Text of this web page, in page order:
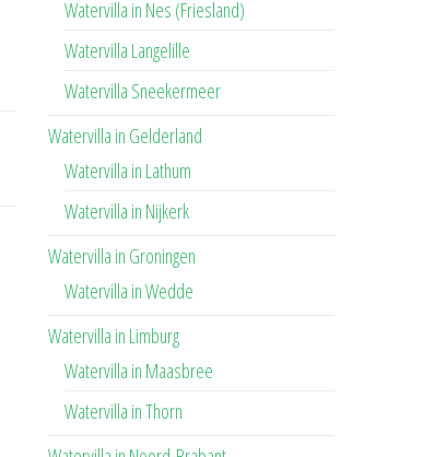
Watervilla in Nes (Friesland)
Watervilla Langelille
Watervilla Sneekermeer
Watervilla in Gelderland
Watervilla in Lathum
Watervilla in Nijkerk
Watervilla in Groningen
Watervilla in Wedde
Watervilla in Limburg
Watervilla in Maasbree
Watervilla in Thorn